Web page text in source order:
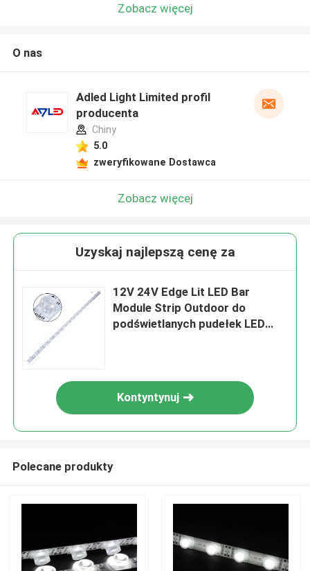
Zobacz więcej
O nas
Adled Light Limited profil
producenta
Chiny
5.0
zweryfikowane Dostawca
Zobacz więcej
Uzyskaj najlepszą cenę za
12V 24V Edge Lit LED Bar
Module Strip Outdoor do
podświetlanych pudełek LED
Kontyntynuj
Polecane produkty